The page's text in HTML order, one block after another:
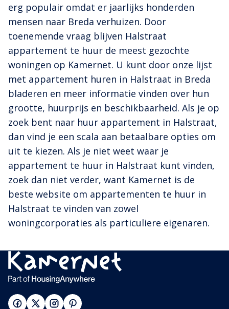
erg populair omdat er jaarlijks honderden
mensen naar Breda verhuizen. Door
toenemende vraag blijven Halstraat
appartement te huur de meest gezochte
woningen op Kamernet. U kunt door onze lijst
met appartement huren in Halstraat in Breda
bladeren en meer informatie vinden over hun
grootte, huurprijs en beschikbaarheid. Als je op
zoek bent naar huur appartement in Halstraat,
dan vind je een scala aan betaalbare opties om
uit te kiezen. Als je niet weet waar je
appartement te huur in Halstraat kunt vinden,
zoek dan niet verder, want Kamernet is de
beste website om appartementen te huur in
Halstraat te vinden van zowel
woningcorporaties als particuliere eigenaren.